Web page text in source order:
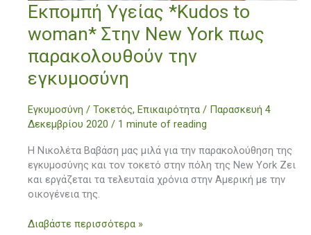
Εκπομπή Υγείας *Kudos to
woman* Στην New York πως
παρακολουθούν την
εγκυμοσύνη
Εγκυμοσύνη / Τοκετός, Επικαιρότητα / Παρασκευή 4
Δεκεμβρίου 2020 / 1 minute of reading
Η Νικολέτα Βαβάση μας μιλά για την παρακολούθηση της
εγκυμοσύνης και τον τοκετό στην πόλη της New York Ζει
και εργάζεται τα τελευταία χρόνια στην Αμερική με την
οικογένεια της.
Εκπομπή
Υγείας
*Kudos
to
woman*
Στην
York
πως
την
εγκυμοσύνη
Διαβάστε περισσότερα »